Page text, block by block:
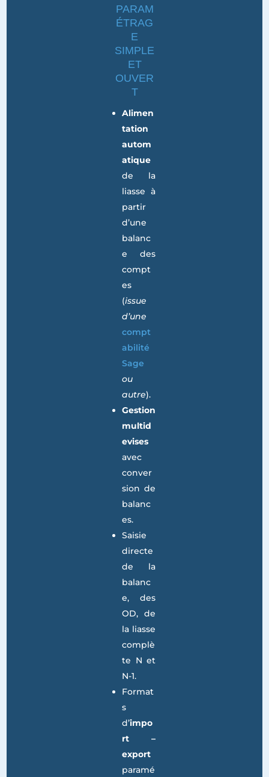
UN
PARAM
ÉTRAG
E
SIMPLE
ET
OUVER
Alimen
tation
autom
atique
de la
liasse à
partir
d’une
balanc
e des
compt
es
(issue
d’une
compt
abilité
Sage
ou
autre
Gestion
multid
evises
avec
conver
sion de
balanc
es.
Saisie
directe
de la
balanc
e, des
OD, de
la liasse
complè
te N et
N-1.
Format
s